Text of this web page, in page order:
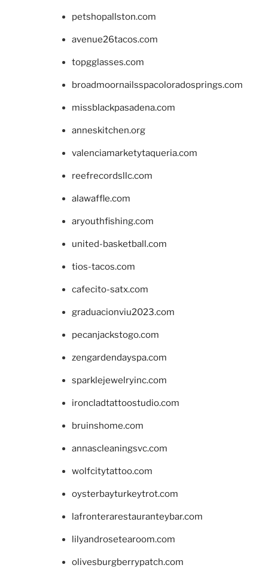
petshopallston.com
avenue26tacos.com
topgglasses.com
broadmoornailsspacoloradosprings.com
missblackpasadena.com
anneskitchen.org
valenciamarketytaqueria.com
reefrecordsllc.com
alawaffle.com
aryouthfishing.com
united-basketball.com
tios-tacos.com
cafecito-satx.com
graduacionviu2023.com
pecanjackstogo.com
zengardendayspa.com
sparklejewelryinc.com
ironcladtattoostudio.com
bruinshome.com
annascleaningsvc.com
wolfcitytattoo.com
oysterbayturkeytrot.com
lafronterarestauranteybar.com
lilyandrosetearoom.com
olivesburgberrypatch.com